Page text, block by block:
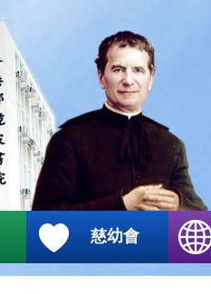
慈幼會